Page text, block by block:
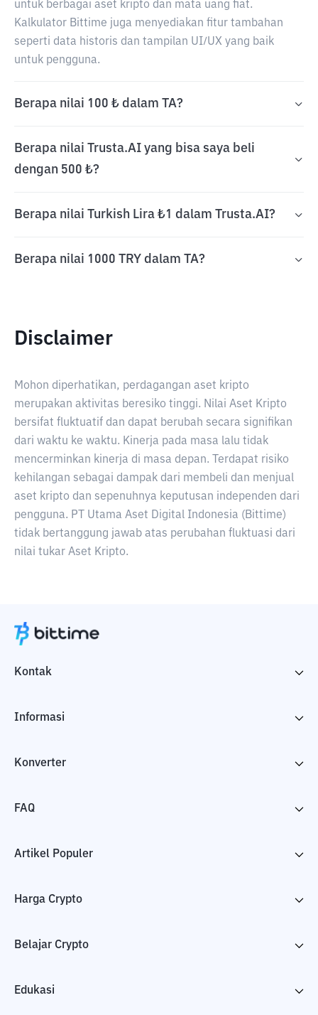
untuk berbagai aset kripto dan mata uang fiat.
Kalkulator Bittime juga menyediakan fitur tambahan
seperti data historis dan tampilan UI/UX yang baik
untuk pengguna.
Berapa nilai 100 ₺ dalam TA?
Berapa nilai Trusta.AI yang bisa saya beli
dengan 500 ₺?
Berapa nilai Turkish Lira ₺1 dalam Trusta.AI?
Berapa nilai 1000 TRY dalam TA?
Disclaimer
Mohon diperhatikan, perdagangan aset kripto
merupakan aktivitas beresiko tinggi. Nilai Aset Kripto
bersifat fluktuatif dan dapat berubah secara signifikan
dari waktu ke waktu. Kinerja pada masa lalu tidak
mencerminkan kinerja di masa depan. Terdapat risiko
kehilangan sebagai dampak dari membeli dan menjual
aset kripto dan sepenuhnya keputusan independen dari
pengguna. PT Utama Aset Digital Indonesia (Bittime)
tidak bertanggung jawab atas perubahan fluktuasi dari
nilai tukar Aset Kripto.
Kontak
Informasi
Konverter
FAQ
Artikel Populer
Harga Crypto
Belajar Crypto
Edukasi